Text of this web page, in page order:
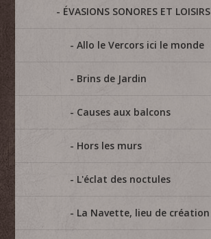
ÉVASIONS SONORES ET LOISIRS
Allo le Vercors ici le monde
Brins de Jardin
Causes aux balcons
Hors les murs
L'éclat des noctules
La Navette, lieu de création